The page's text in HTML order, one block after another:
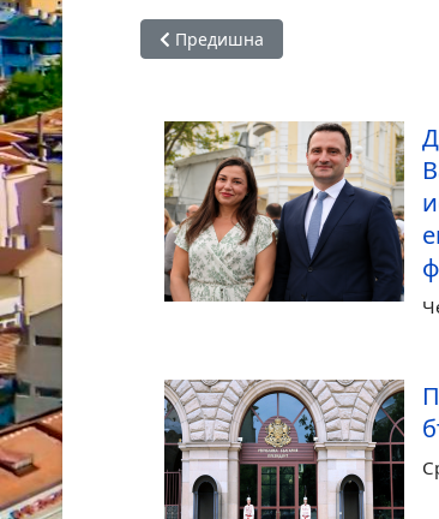
Предишна статия: Галя
Предишна